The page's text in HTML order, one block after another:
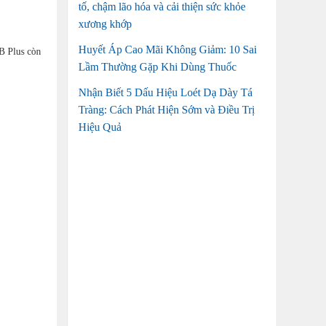
tố, chậm lão hóa và cải thiện sức khỏe
xương khớp
Huyết Áp Cao Mãi Không Giảm: 10 Sai
Lầm Thường Gặp Khi Dùng Thuốc
Nhận Biết 5 Dấu Hiệu Loét Dạ Dày Tá
Tràng: Cách Phát Hiện Sớm và Điều Trị
Hiệu Quả
Plus còn